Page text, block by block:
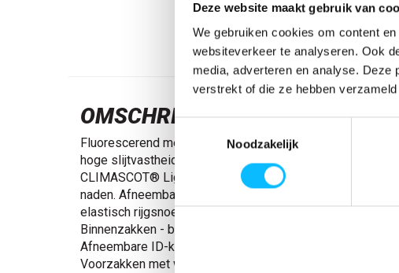
Deze website maakt gebruik van
We gebruiken cookies om content
websiteverkeer te analyseren. Ook
media, adverteren en analyse. Deze
verstrekt of die ze hebben
Toestemmingsselectie
Noodzakelijk
OMSCHRIJVING
Fluorescerend met rechte, verticale en schuine reflectie.
hoge slijtvastheid, ademend, wind- en waterdicht. Met
CLIMASCOT® Lightweight Insulation. Tweekleurig.
naden. Afneembare gevoerde capuchon met verstelbaar
elastisch rijgsnoer. Sluiting met rits en dubbele windvanger.
Binnenzakken - beide met ritssluiting en één van
Afneembare ID-kaarthouder. Borstzak met waterdichte rits.
Voorzakken met waterdichte ritsen. Hoge kraag. Ribstof